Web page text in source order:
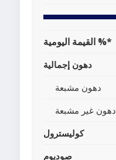
القيمة اليومية %*
دهون إجمالية
دهون مشبعة
دهون غير مشبعة
كوليسترول
صوديوم